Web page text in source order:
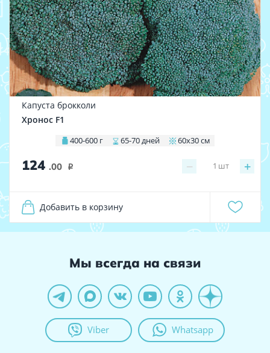
Капуста брокколи
Хронос F1
400-600 г 65-70 дней 60х30 см
124 .00 i − +
1 шт
Добавить в корзину
Мы всегда на связи
Viber Whatsapp